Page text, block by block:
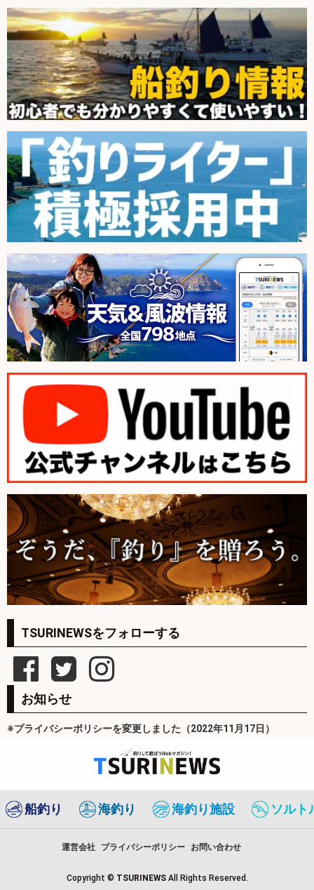
TSURINEWSをフォローする
お知らせ
※プライバシーポリシーを変更しました（2022年11月17日）
船釣り 海釣り 海釣り施設 ソルト
運営会社 プライバシーポリシー お問い合わせ
Copyright © TSURINEWS All Rights Reserved.